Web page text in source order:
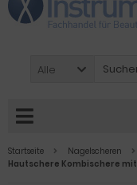
Alle
Startseite Nagelscheren
Hautschere Kombischere